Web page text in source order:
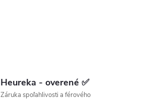
Heureka - overené ✅
Záruka spoľahlivosti a férového